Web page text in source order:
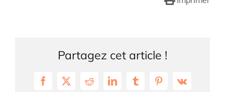
Partagez cet article !
Facebook
X RedditLinkedInTumblrPinterest
Vk